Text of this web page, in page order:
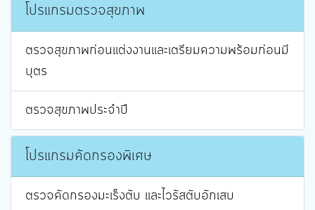
โปรแกรมตรวจสุขภาพ
ตรวจสุขภาพก่อนแต่งงานและเตรียมความพร้อมก่อนมี
บุตร
ตรวจสุขภาพประจำปี
โปรแกรมคัดกรองพิเศษ
ตรวจคัดกรองมะเร็งตับ และไวรัสตับอักเสบ